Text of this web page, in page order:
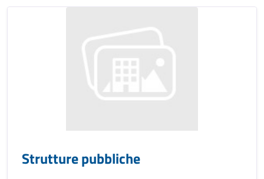
Strutture pubbliche